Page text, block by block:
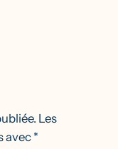
Les
avec *